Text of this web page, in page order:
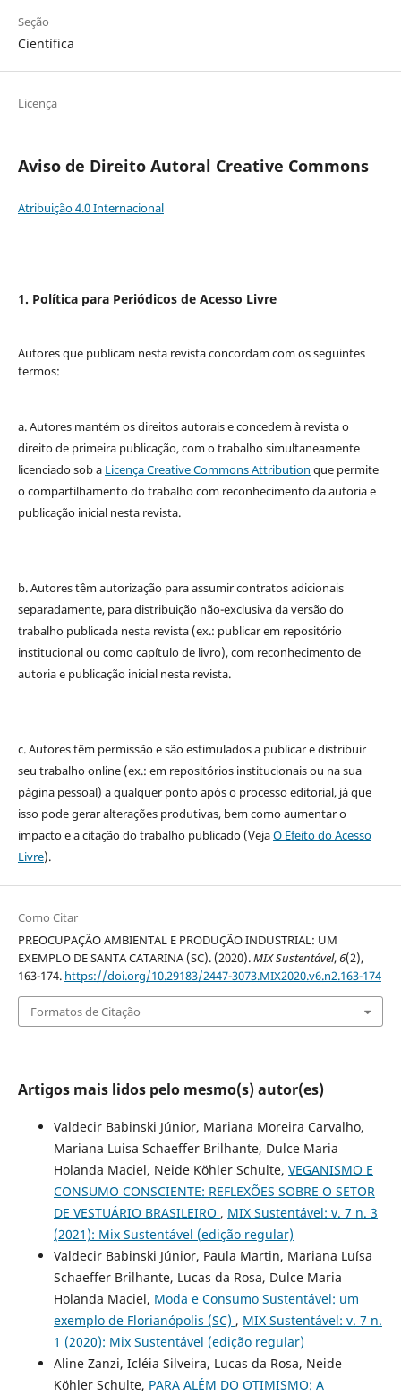
Seção
Científica
Licença
Aviso de Direito Autoral Creative Commons
Atribuição 4.0 Internacional
1. Política para Periódicos de Acesso Livre
Autores que publicam nesta revista concordam com os seguintes
termos:
a. Autores mantém os direitos autorais e concedem à revista o
direito de primeira publicação, com o trabalho simultaneamente
licenciado sob a Licença Creative Commons Attribution que permite
o compartilhamento do trabalho com reconhecimento da autoria e
publicação inicial nesta revista.
b. Autores têm autorização para assumir contratos adicionais
separadamente, para distribuição não-exclusiva da versão do
trabalho publicada nesta revista (ex.: publicar em repositório
institucional ou como capítulo de livro), com reconhecimento de
autoria e publicação inicial nesta revista.
c. Autores têm permissão e são estimulados a publicar e distribuir
seu trabalho online (ex.: em repositórios institucionais ou na sua
página pessoal) a qualquer ponto após o processo editorial, já que
isso pode gerar alterações produtivas, bem como aumentar o
impacto e a citação do trabalho publicado (VejaO Efeito do Acesso
Livre).
Como Citar
PREOCUPAÇÃO AMBIENTAL E PRODUÇÃO INDUSTRIAL: UM
EXEMPLO DE SANTA CATARINA (SC). (2020).MIX Sustentável,6(2),
163-174. https://doi.org/10.29183/2447-3073.MIX2020.v6.n2.163-174
Formatos de Citação
Artigos mais lidos pelo mesmo(s) autor(es)
Valdecir Babinski Júnior, Mariana Moreira Carvalho,
Mariana Luisa Schaeffer Brilhante, Dulce Maria
Holanda Maciel, Neide Köhler Schulte, VEGANISMO E
CONSUMO CONSCIENTE: REFLEXÕES SOBRE O SETOR
DE VESTUÁRIO BRASILEIRO , MIX Sustentável: v. 7 n. 3
(2021): Mix Sustentável (edição regular)
Valdecir Babinski Júnior, Paula Martin, Mariana Luísa
Schaeffer Brilhante, Lucas da Rosa, Dulce Maria
Holanda Maciel, Moda e Consumo Sustentável: um
exemplo de Florianópolis (SC) , MIX Sustentável: v. 7 n.
1 (2020): Mix Sustentável (edição regular)
Aline Zanzi, Icléia Silveira, Lucas da Rosa, Neide
Köhler Schulte, PARA ALÉM DO OTIMISMO: A